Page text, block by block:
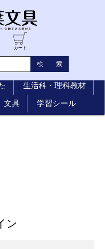
カート
生活科・理科教材
文具 学習シール
ン